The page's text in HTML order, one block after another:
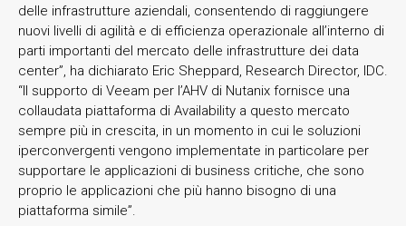
delle infrastrutture aziendali, consentendo di raggiungere
nuovi livelli di agilità e di efficienza operazionale all’interno di
parti importanti del mercato delle infrastrutture dei data
center”, ha dichiarato Eric Sheppard, Research Director, IDC.
“Il supporto di Veeam per l’AHV di Nutanix fornisce una
collaudata piattaforma di Availability a questo mercato
sempre più in crescita, in un momento in cui le soluzioni
iperconvergenti vengono implementate in particolare per
supportare le applicazioni di business critiche, che sono
proprio le applicazioni che più hanno bisogno di una
piattaforma simile”.